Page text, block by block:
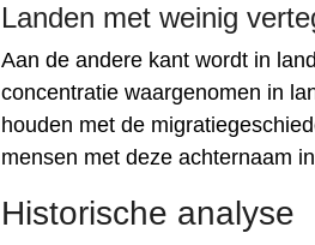
Landen met weinig
Aan de andere kant wordt in
concentratie waargenomen in
houden met de
mensen met deze achternaam
Historische analyse